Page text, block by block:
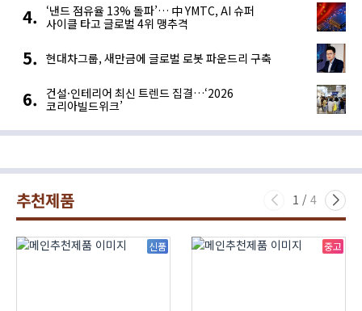
‘낸드 점유율 13% 돌파’… 中 YMTC, AI 슈퍼
사이클 타고 글로벌 4위 맹추격
현대차그룹, 새만금에 글로벌 로봇 파운드리 구축
건설·인테리어 최신 트렌드 집결…‘2026
코리아빌드위크’
추천제품 1 / 4
신품 중고